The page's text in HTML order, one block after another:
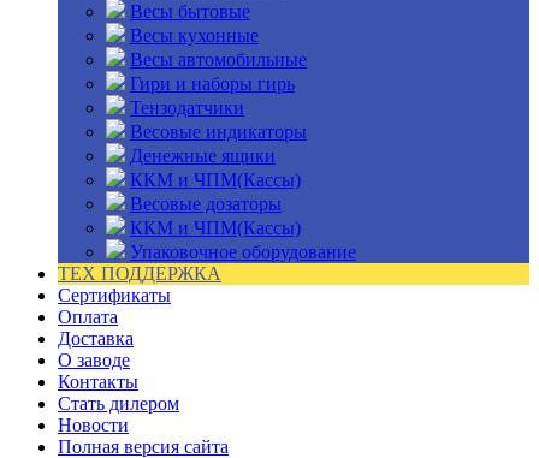
Весы бытовые
Весы кухонные
Весы автомобильные
Гири и наборы гирь
Тензодатчики
Весовые индикаторы
Денежные ящики
ККМ и ЧПМ(Кассы)
Весовые дозаторы
ККМ и ЧПМ(Кассы)
Упаковочное оборудование
ТЕХ ПОДДЕРЖКА
Сертификаты
Оплата
Доставка
О заводе
Контакты
Стать дилером
Новости
Полная версия сайта